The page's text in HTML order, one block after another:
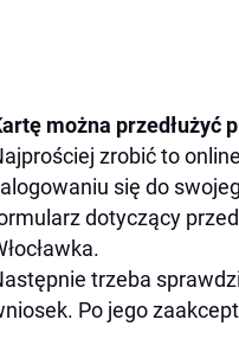
można przedłużyć
zrobić to
się do
dotyczący
trzeba
Po jego